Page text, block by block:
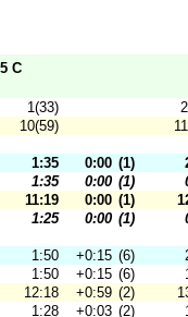
C
1(33)
10(59)
1:35 0:00 (1)
1:35 0:00 (1)
11:19
0:00 (1)
1:25
0:00 (1)
1:50 +0:15 (6)
1:50 +0:15 (6)
12:18
+0:59 (2)
1:28
+0:03 (2)